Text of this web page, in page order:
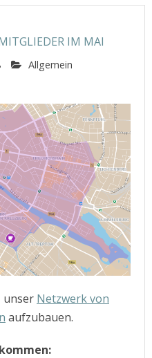
IM MAI
Allgemein
unser Netzwerk von
aufzubauen.